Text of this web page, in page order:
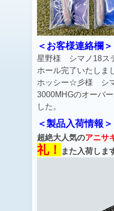
＜お客様連絡欄＞
星野様 シマノ18ス
ホール完了いたしま
ホッシー☆彡様 シ
3000MHGのオーバ
した。
＜製品入荷情報＞
超絶大人気のアニサ
礼！
また入荷しま